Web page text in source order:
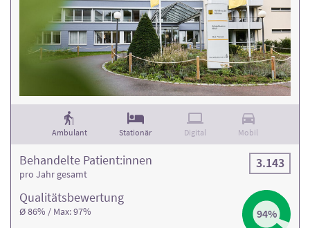
Ambulant Stationär Digital Mobil
Qualitäts­bewertung
Ø 86% / Max: 97% 94%
Behandelte Patient:innen
pro Jahr gesamt
3.143